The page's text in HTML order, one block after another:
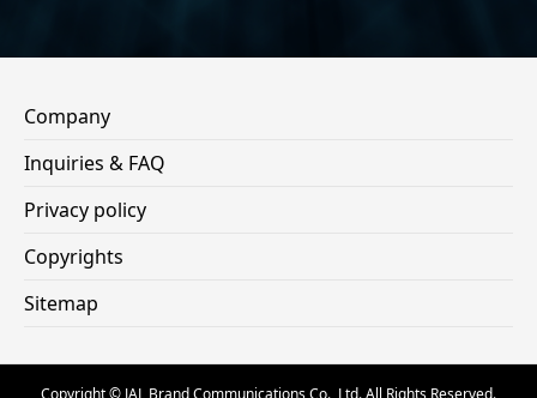
Company
Inquiries & FAQ
Privacy policy
Copyrights
Sitemap